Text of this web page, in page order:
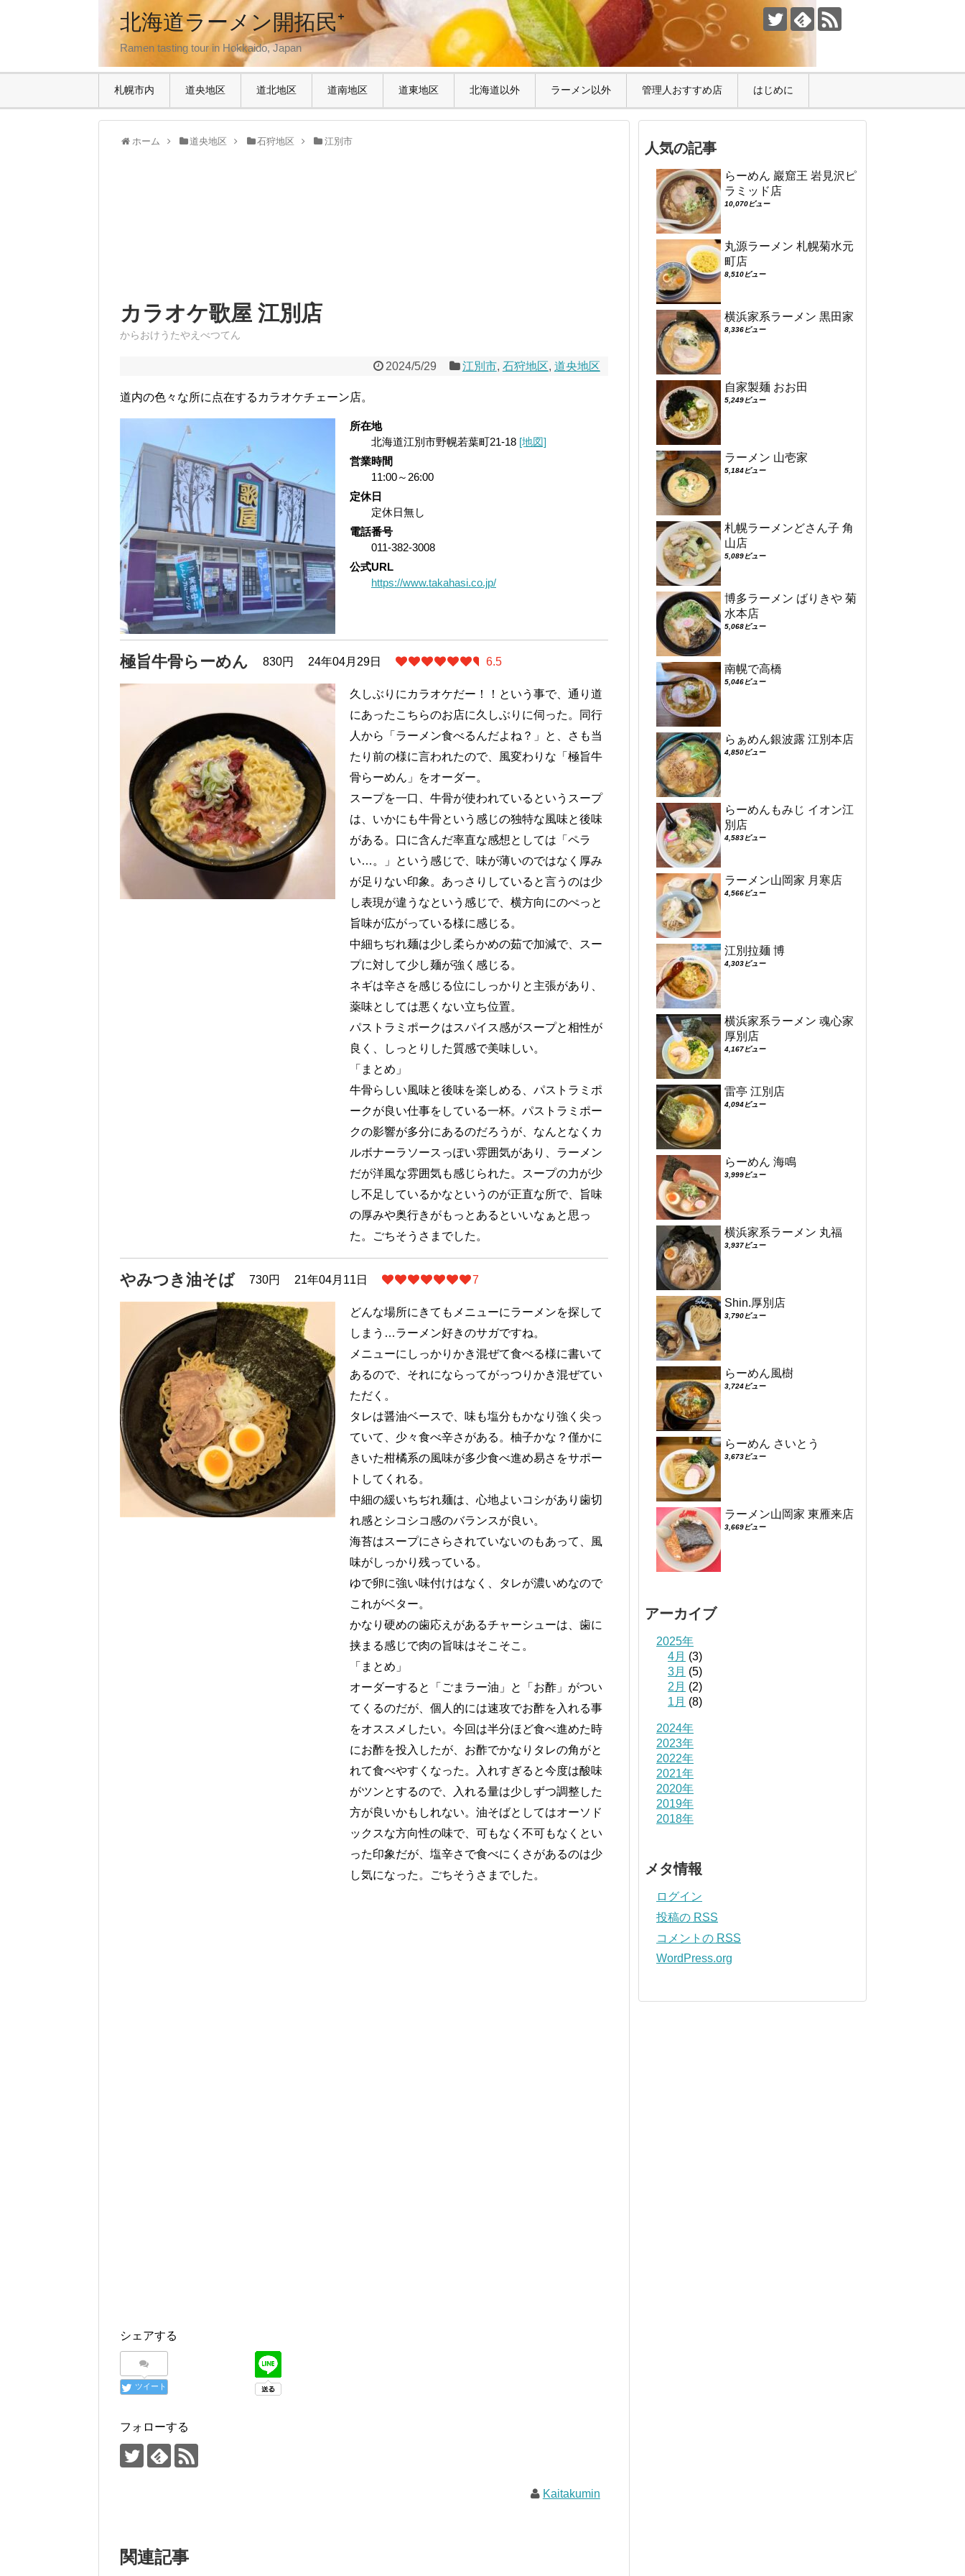
北海道ラーメン開拓民⁺
Ramen tasting tour in Hokkaido, Japan
札幌市内 道央地区 道北地区 道南地区 道東地区 北海道以外 ラーメン以外 管理人おすすめ店 はじめに
ホーム 道央地区 石狩地区 江別市
カラオケ歌屋 江別店
からおけうたやえべつてん
2024/5/29 江別市, 石狩地区, 道央地区
道内の色々な所に点在するカラオケチェーン店。
所在地
北海道江別市野幌若葉町21-18 [地図]
営業時間
11:00～26:00
定休日
定休日無し
電話番号
011-382-3008
公式URL
https://www.takahasi.co.jp/
極旨牛骨らーめん 830円 24年04月29日 6.5
久しぶりにカラオケだー！！という事で、通り道
にあったこちらのお店に久しぶりに伺った。同行
人から「ラーメン食べるんだよね？」と、さも当
たり前の様に言われたので、風変わりな「極旨牛
骨らーめん」をオーダー。
スープを一口、牛骨が使われているというスープ
は、いかにも牛骨という感じの独特な風味と後味
がある。口に含んだ率直な感想としては「ペラ
い…。」という感じで、味が薄いのではなく厚み
が足りない印象。あっさりしていると言うのは少
し表現が違うなという感じで、横方向にのぺっと
旨味が広がっている様に感じる。
中細ちぢれ麺は少し柔らかめの茹で加減で、スー
プに対して少し麺が強く感じる。
ネギは辛さを感じる位にしっかりと主張があり、
薬味としては悪くない立ち位置。
パストラミポークはスパイス感がスープと相性が
良く、しっとりした質感で美味しい。
「まとめ」
牛骨らしい風味と後味を楽しめる、パストラミポ
ークが良い仕事をしている一杯。パストラミポー
クの影響が多分にあるのだろうが、なんとなくカ
ルボナーラソースっぽい雰囲気があり、ラーメン
だが洋風な雰囲気も感じられた。スープの力が少
し不足しているかなというのが正直な所で、旨味
の厚みや奥行きがもっとあるといいなぁと思っ
た。ごちそうさまでした。
やみつき油そば 730円 21年04月11日 7
どんな場所にきてもメニューにラーメンを探して
しまう…ラーメン好きのサガですね。
メニューにしっかりかき混ぜて食べる様に書いて
あるので、それにならってがっつりかき混ぜてい
ただく。
タレは醤油ベースで、味も塩分もかなり強く尖っ
ていて、少々食べ辛さがある。柚子かな？僅かに
きいた柑橘系の風味が多少食べ進め易さをサポー
トしてくれる。
中細の緩いちぢれ麺は、心地よいコシがあり歯切
れ感とシコシコ感のバランスが良い。
海苔はスープにさらされていないのもあって、風
味がしっかり残っている。
ゆで卵に強い味付けはなく、タレが濃いめなので
これがベター。
かなり硬めの歯応えがあるチャーシューは、歯に
挟まる感じで肉の旨味はそこそこ。
「まとめ」
オーダーすると「ごまラー油」と「お酢」がつい
てくるのだが、個人的には速攻でお酢を入れる事
をオススメしたい。今回は半分ほど食べ進めた時
にお酢を投入したが、お酢でかなりタレの角がと
れて食べやすくなった。入れすぎると今度は酸味
がツンとするので、入れる量は少しずつ調整した
方が良いかもしれない。油そばとしてはオーソド
ックスな方向性の味で、可もなく不可もなくとい
った印象だが、塩辛さで食べにくさがあるのは少
し気になった。ごちそうさまでした。
シェアする
ツイート
フォローする
Kaitakumin
関連記事
人気の記事
らーめん 巖窟王 岩見沢ピ
ラミッド店
10,070ビュー
丸源ラーメン 札幌菊水元
町店
8,510ビュー
横浜家系ラーメン 黒田家
8,336ビュー
自家製麺 おお田
5,249ビュー
ラーメン 山壱家
5,184ビュー
札幌ラーメンどさん子 角
山店
5,089ビュー
博多ラーメン ばりきや 菊
水本店
5,068ビュー
南幌で高橋
5,046ビュー
らぁめん銀波露 江別本店
4,850ビュー
らーめんもみじ イオン江
別店
4,583ビュー
ラーメン山岡家 月寒店
4,566ビュー
江別拉麺 博
4,303ビュー
横浜家系ラーメン 魂心家
厚別店
4,167ビュー
雷亭 江別店
4,094ビュー
らーめん 海鳴
3,999ビュー
横浜家系ラーメン 丸福
3,937ビュー
Shin.厚別店
3,790ビュー
らーめん風樹
3,724ビュー
らーめん さいとう
3,673ビュー
ラーメン山岡家 東雁来店
3,669ビュー
アーカイブ
2025年
4月 (3)
3月 (5)
2月 (2)
1月 (8)
2024年
2023年
2022年
2021年
2020年
2019年
2018年
メタ情報
ログイン
投稿の RSS
コメントの RSS
WordPress.org